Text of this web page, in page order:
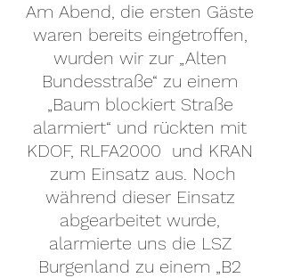
Am Abend, die ersten Gäste
waren bereits eingetroffen,
wurden wir zur „Alten
Bundesstraße“ zu einem
„Baum blockiert Straße
alarmiert“ und rückten mit
KDOF, RLFA2000  und KRAN
zum Einsatz aus. Noch
während dieser Einsatz
abgearbeitet wurde,
alarmierte uns die LSZ
Burgenland zu einem „B2